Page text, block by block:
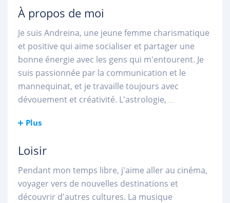
À propos de moi
Je suis Andreina, une jeune femme charismatique
et positive qui aime socialiser et partager une
bonne énergie avec les gens qui m'entourent. Je
suis passionnée par la communication et le
mannequinat, et je travaille toujours avec
dévouement et créativité. L'astrologie, ...
Plus
Loisir
Pendant mon temps libre, j'aime aller au cinéma,
voyager vers de nouvelles destinations et
découvrir d'autres cultures. La musique